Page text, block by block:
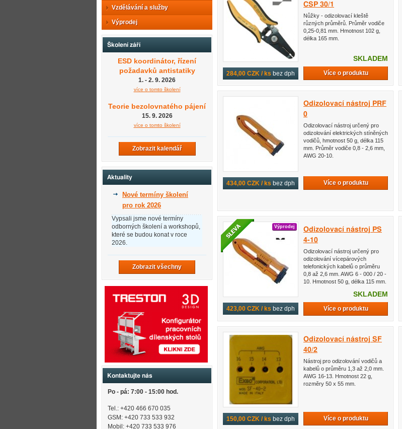
284,00 CZK / ks bez dph
CSP 30/1
Nůžky - odizolovací kleště
různých průměrů. Průměr vodiče
0,25-0,81 mm. Hmotnost 102 g,
délka 165 mm.
SKLADEM
Více o produktu
434,00 CZK / ks bez dph
Odizolovací nástroj PRF
0
Odizolovací nástroj určený pro
odizolování elektrických stíněných
vodičů, hmotnost 50 g, délka 115
mm. Průměr vodiče 0,8 - 2,6 mm,
AWG 20-10.
Více o produktu
Výprodej
423,00 CZK / ks bez dph
Odizolovací nástroj PS
4-10
Odizolovací nástroj určený pro
odizolování vícepárových
telefonických kabelů o průměru
0,8 až 2,6 mm. AWG 6 - 000 / 20 -
10. Hmotnost 50 g, délka 115 mm.
SKLADEM
Více o produktu
150,00 CZK / ks bez dph
Odizolovací nástroj SF
40/2
Nástroj pro odizolování vodičů a
kabelů o průměru 1,3 až 2,0 mm.
AWG 16-13. Hmotnost 22 g,
rozměry 50 x 55 mm.
Více o produktu
Vzdělávání a služby
Výprodej
Školení září
ESD koordinátor, řízení
požadavků antistatiky
1. - 2. 9. 2026
více o tomto školení
Teorie bezolovnatého pájení
15. 9. 2026
více o tomto školení
Zobrazit kalendář
Aktuality
Nové termíny školení
pro rok 2026
Vypsali jsme nové termíny
odborných školení a workshopů,
které se budou konat v roce
2026.
Zobrazit všechny
Kontaktujte nás
Po - pá: 7:00 - 15:00 hod.
Tel.: +420 466 670 035
GSM: +420 733 533 932
Mobil: +420 733 533 976